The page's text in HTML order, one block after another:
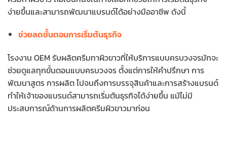
ง่ายขึ้นและสามารถพัฒนาแบรนด์ได้อย่างมืออาชีพ ดังนี้
ช่วยลดขั้นตอนการเริ่มต้นธุรกิจ
โรงงาน OEM รับผลิตครีมทาผิวขาวที่ให้บริการแบบครบวงจรมักจะ
ช่วยดูแลทุกขั้นตอนแบบครบวงจร ตั้งแต่การให้คำปรึกษา การ
พัฒนาสูตร การผลิต ไปจนถึงการบรรจุสินค้าและการสร้างแบรนด์
ทำให้เจ้าของแบรนด์สามารถเริ่มต้นธุรกิจได้ง่ายขึ้น แม้ไม่มี
ประสบการณ์ด้านการผลิตครีมผิวขาวมาก่อน